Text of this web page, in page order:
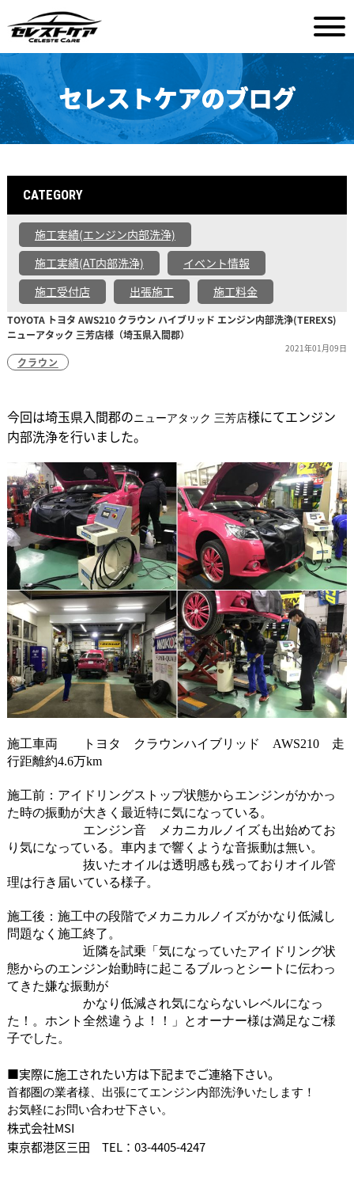
セレストケアのブログ
CATEGORY
施工実績(エンジン内部洗浄)
施工実績(AT内部洗浄)
イベント情報
施工受付店
出張施工 施工料金
TOYOTA トヨタ AWS210 クラウン ハイブリッド エンジン内部洗浄(TEREXS)
ニューアタック 三芳店様（埼玉県入間郡）
2021年01月09日
クラウン
今回は埼玉県入間郡のニューアタック 三芳店様にてエンジン
内部洗浄を行いました。
施工車両 トヨタ クラウンハイブリッド AWS210 走
行距離約4.6万km
施工前：アイドリングストップ状態からエンジンがかかっ
た時の振動が大きく最近特に気になっている。
エンジン音 メカニカルノイズも出始めてお
り気になっている。車内まで響くような音振動は無い。
抜いたオイルは透明感も残っておりオイル管
理は行き届いている様子。
施工後：施工中の段階でメカニカルノイズがかなり低減し
問題なく施工終了。
近隣を試乗「気になっていたアイドリング状
態からのエンジン始動時に起こるブルっとシートに伝わっ
てきた嫌な振動が
かなり低減され気にならないレベルになっ
た！。ホント全然違うよ！！」とオーナー様は満足なご様
子でした。
■実際に施工されたい方は下記までご連絡下さい。
首都圏の業者様、出張にてエンジン内部洗浄いたします！
お気軽にお問い合わせ下さい。
株式会社MSI
東京都港区三田 TEL：03-4405-4247